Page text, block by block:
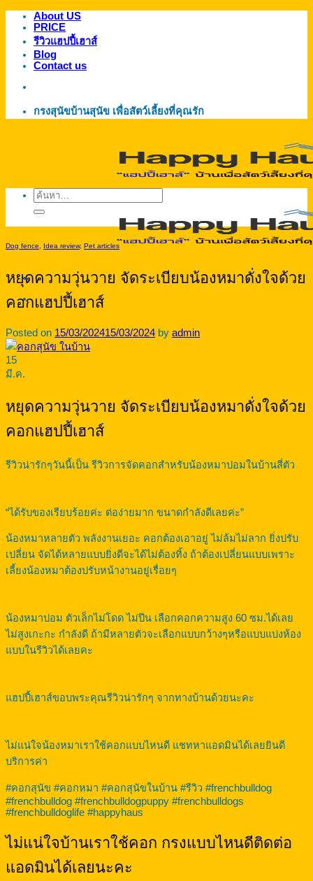
ข้าม
เนื้อหา
About US
PRICE
รีวิวแฮปปี้เฮาส์
Blog
Contact us
กรงสุนัขบ้านสุนัข เพื่อสัตว์เลี้ยงที่คุณรัก
ค้นหา:
Dog fence, Idea review, Pet articles
หยุดความวุ่นวาย จัดระเบียบน้องหมาดั่งใจด้วย
คอกแฮปปี้เฮาส์
Posted on 15/03/202415/03/2024 by admin
15
มี.ค.
หยุดความวุ่นวาย จัดระเบียบน้องหมาดั่งใจด้วย
คอกแฮปปี้เฮาส์
รีวิวน่ารักๆวันนี้เป็น รีวิวการจัดคอกสำหรับน้องหมาปอมในบ้านสี่ตัว
“ได้รับของเรียบร้อยค่ะ ต่อง่ายมาก ขนาดกำลังดีเลยค่ะ”
น้องหมาหลายตัว พลังงานเยอะ คอกต้องเอาอยู่ ไม่ล้มไม่ลาก ยิ่งปรับ
เปลี่ยน จัดได้หลายแบบยิ่งดีจะได้ไม่ต้องทิ้ง ถ้าต้องเปลี่ยนแบบเพราะ
เลี้ยงน้องหมาต้องปรับหน้างานอยู่เรื่อยๆ
น้องหมาปอม ตัวเล็กไม่โดด ไม่ปีน เลือกคอกความสูง 60 ซม.ได้เลย
ไม่สูงเกะกะ กำลังดี ถ้ามีหลายตัวจะเลือกแบบกว้างๆหรือแบบแบ่งห้อง
แบบในรีวิวได้เลยคะ
แฮปปี้เฮาส์ขอบพระคุณรีวิวน่ารักๆ จากทางบ้านด้วยนะคะ
ไม่แน่ใจน้องหมาเราใช้คอกแบบไหนดี แชทหาแอดมินได้เลยยินดี
บริการค่า
#คอกสุนัข #คอกหมา #คอกสุนัขในบ้าน #รีวิว #frenchbulldog
#frenchbulldog #frenchbulldogpuppy #frenchbulldogs
#frenchbulldoglife #happyhaus
ไม่แน่ใจบ้านเราใช้คอก กรงแบบไหนดีติดต่อ
แอดมินได้เลยนะคะ